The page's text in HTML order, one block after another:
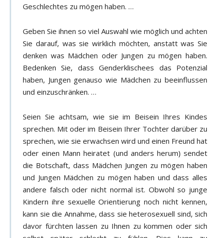
Geschlechtes zu mögen haben. …
Geben Sie ihnen so viel Auswahl wie möglich und achten
Sie darauf, was sie wirklich möchten, anstatt was Sie
denken was Mädchen oder Jungen zu mögen haben.
Bedenken Sie, dass Genderklischees das Potenzial
haben, Jungen genauso wie Mädchen zu beeinflussen
und einzuschränken. …
Seien Sie achtsam, wie sie im Beisein Ihres Kindes
sprechen. Mit oder im Beisein Ihrer Tochter darüber zu
sprechen, wie sie erwachsen wird und einen Freund hat
oder einen Mann heiratet (und anders herum) sendet
die Botschaft, dass Mädchen Jungen zu mögen haben
und Jungen Mädchen zu mögen haben und dass alles
andere falsch oder nicht normal ist. Obwohl so junge
Kindern ihre sexuelle Orientierung noch nicht kennen,
kann sie die Annahme, dass sie heterosexuell sind, sich
davor fürchten lassen zu Ihnen zu kommen oder sich